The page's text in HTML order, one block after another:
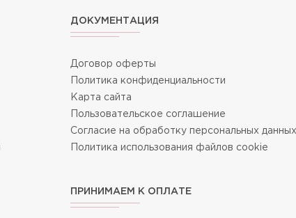
ДОКУМЕНТАЦИЯ
Договор оферты
Политика конфиденциальности
Карта сайта
Пользовательское соглашение
Согласие на обработку персональных данных
Политика использования файлов cookie
ПРИНИМАЕМ К ОПЛАТЕ